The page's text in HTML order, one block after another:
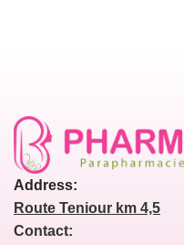
Address:
Route Teniour km 4,5
Contact: